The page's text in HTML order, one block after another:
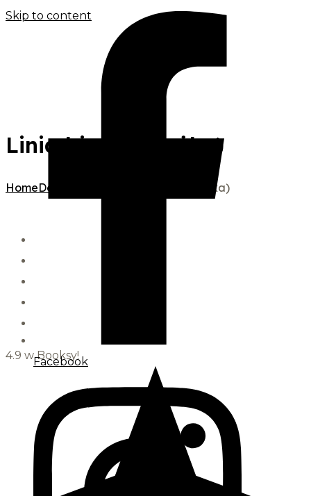
Skip to content
Facebook
Linia biała (ścieżka)
HomeDepilacja bikini Linia biała (ścieżka)
4.9 w Booksy!